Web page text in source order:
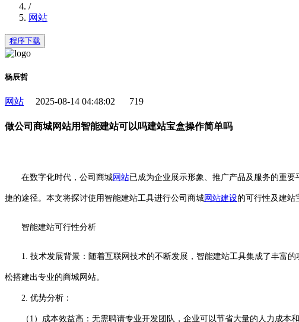
/
网站
程序下载
杨辰哲
网站 2025-08-14 04:48:02 719
做公司商城网站用智能建站可以吗建站宝盒操作简单吗
在数字化时代，公司商城网站已成为企业展示形象、推广产品及服务的重
捷的途径。本文将探讨使用智能建站工具进行公司商城网站建设的可行性及建站
智能建站可行性分析
1. 技术发展背景：随着互联网技术的不断发展，智能建站工具集成了丰富
松搭建出专业的商城网站。
2. 优势分析：
（1）成本效益高：无需聘请专业开发团队，企业可以节省大量的人力成本和